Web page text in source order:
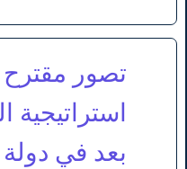
تصور
استراتيجية
بعد في دولة